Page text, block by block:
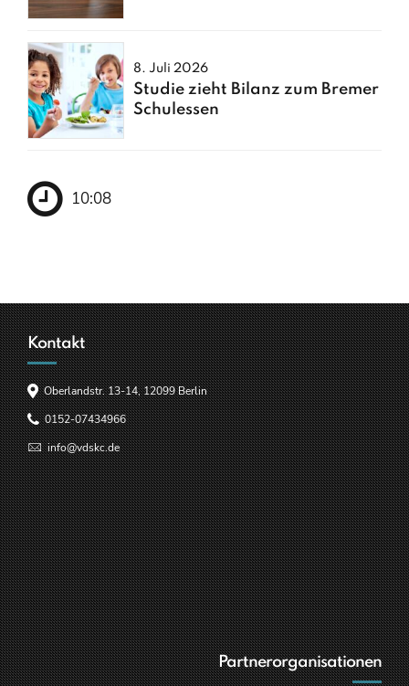
8. Juli 2026
Studie zieht Bilanz zum Bremer
Schulessen
10:08
Kontakt
Oberlandstr. 13-14, 12099 Berlin
0152-07434966
info@vdskc.de
Partnerorganisationen